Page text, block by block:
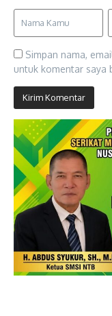
Simpan nama,
untuk komentar saya